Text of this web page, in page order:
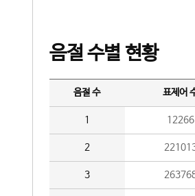
음절 수별 현황
음절 수 표제어
1 12266
2
3